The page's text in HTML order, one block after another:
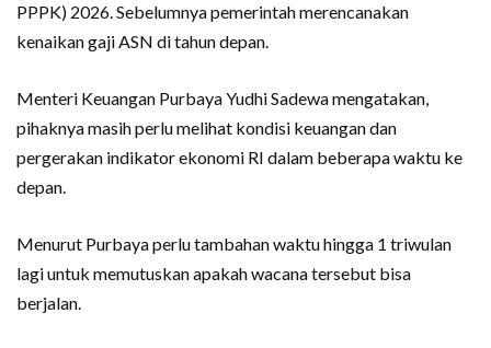
PPPK) 2026. Sebelumnya pemerintah merencanakan
kenaikan gaji ASN di tahun depan.
Menteri Keuangan Purbaya Yudhi Sadewa mengatakan,
pihaknya masih perlu melihat kondisi keuangan dan
pergerakan indikator ekonomi RI dalam beberapa waktu ke
depan.
Menurut Purbaya perlu tambahan waktu hingga 1 triwulan
lagi untuk memutuskan apakah wacana tersebut bisa
berjalan.